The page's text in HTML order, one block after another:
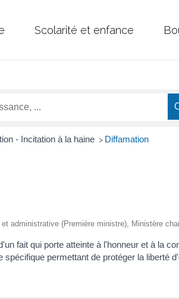
Scolarité et enfance
- Incitation à la haine > Diffamation
administrative (Première ministre), Ministère
fait qui porte atteinte à l'honneur et à la
permettant de protéger la liberté